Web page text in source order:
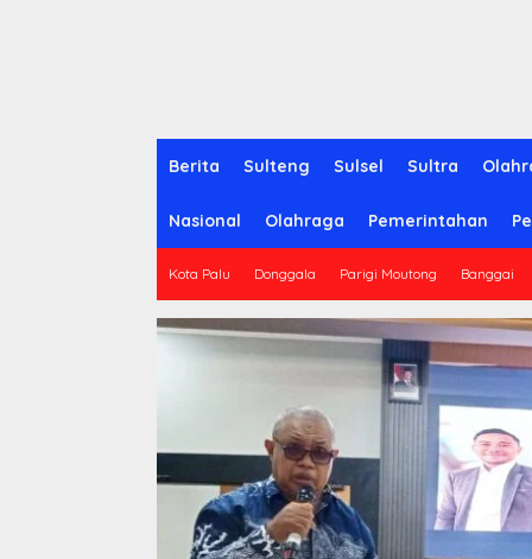
Berita Sulteng Sulsel Sultra
Nasional Olahraga Pemerintahan
Kota Palu Donggala Parigi Moutong Banggai